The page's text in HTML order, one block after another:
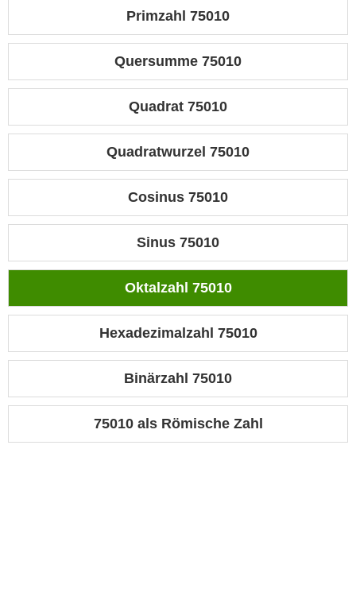
Primzahl 75010
Quersumme 75010
Quadrat 75010
Quadratwurzel 75010
Cosinus 75010
Sinus 75010
Oktalzahl 75010
Hexadezimalzahl 75010
Binärzahl 75010
75010 als Römische Zahl